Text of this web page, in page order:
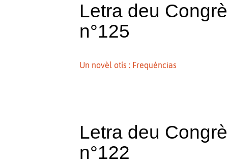
Letra deu
n°125
Un novèl otís : Frequéncias
Letra deu
n°122